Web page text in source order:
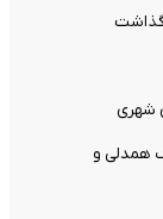
شهری
همدلی و